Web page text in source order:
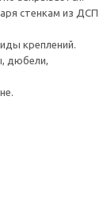
стенкам из ДСП
креплений.
дюбели,